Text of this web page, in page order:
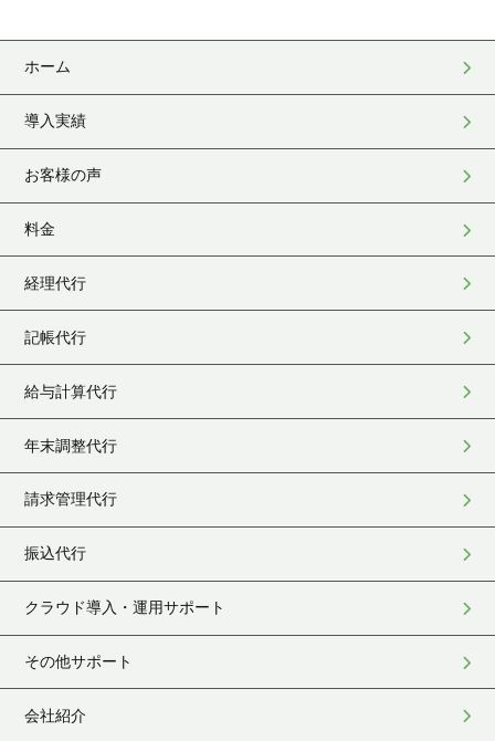
ホーム
導入実績
お客様の声
料金
経理代行
記帳代行
給与計算代行
年末調整代行
請求管理代行
振込代行
クラウド導入・運用サポート
その他サポート
会社紹介